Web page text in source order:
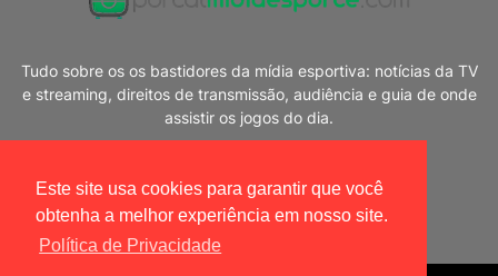
Este site usa cookies para garantir que você
obtenha a melhor experiência em nosso site.
Política de Privacidade
Tudo sobre os os bastidores da mídia esportiva: notícias da TV
e streaming, direitos de transmissão, audiência e guia de onde
assistir os jogos do dia.